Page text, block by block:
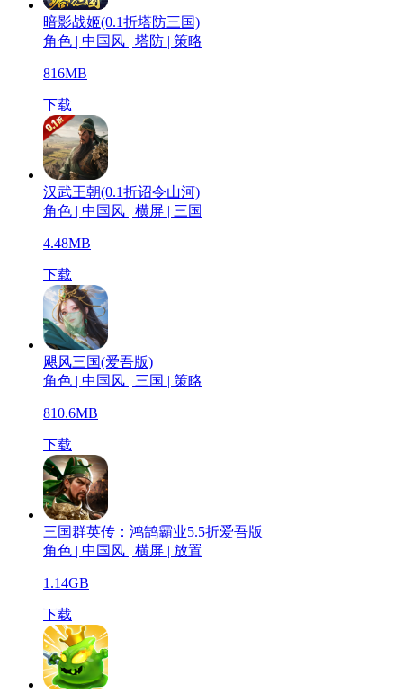
暗影战姬(0.1折塔防三国)
角色 | 中国风 | 塔防 | 策略
816MB
下载
汉武王朝(0.1折诏令山河)
角色 | 中国风 | 横屏 | 三国
4.48MB
下载
飓风三国(爱吾版)
角色 | 中国风 | 三国 | 策略
810.6MB
下载
三国群英传：鸿鹄霸业5.5折爱吾版
角色 | 中国风 | 横屏 | 放置
1.14GB
下载